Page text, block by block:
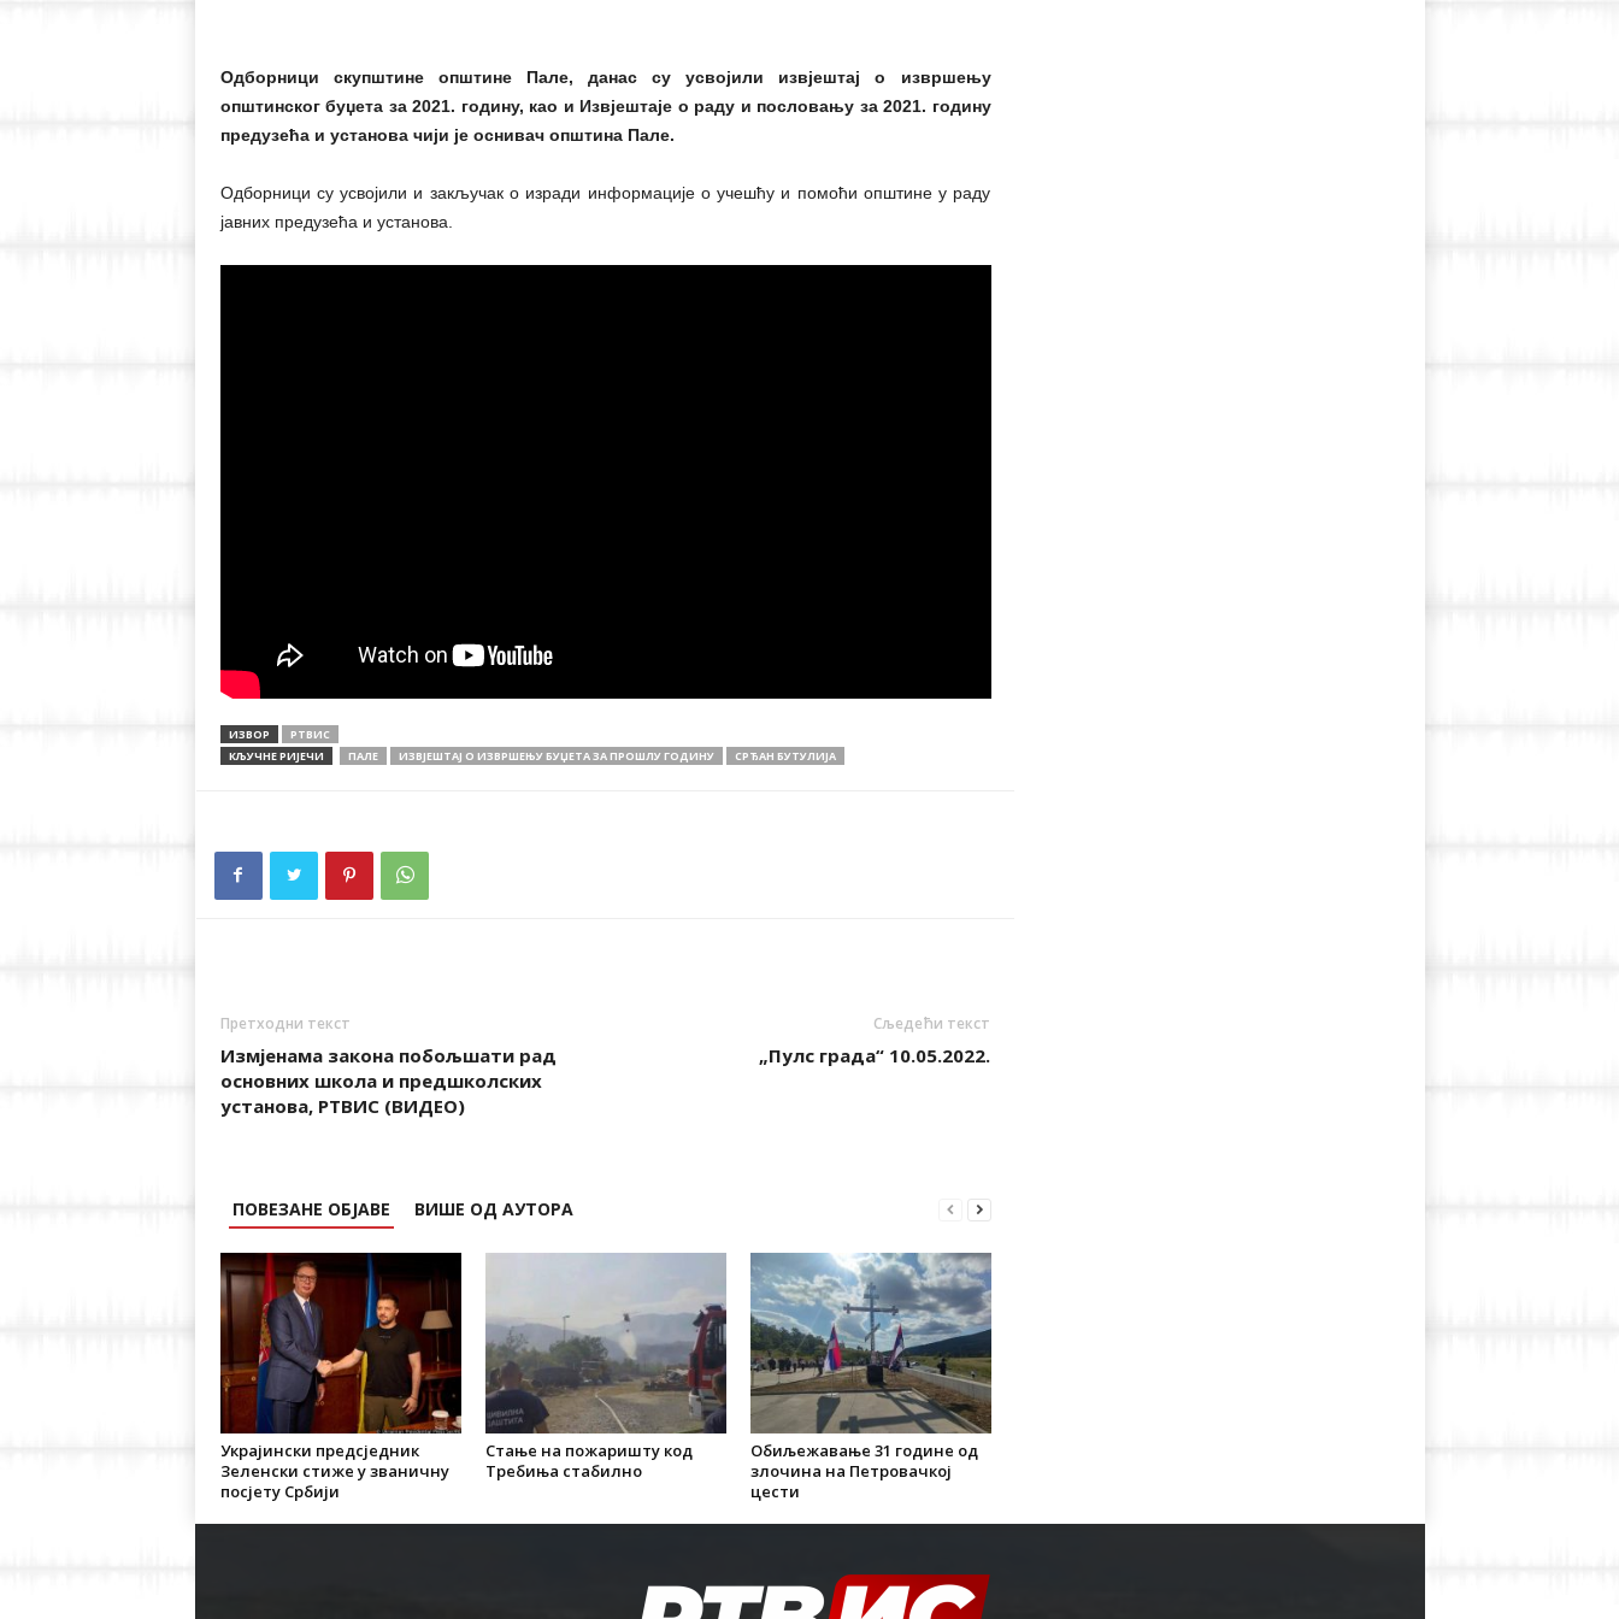
Одборници скупштине општине Пале, данас су усвојили извјештај о извршењу
општинског буџета за 2021. годину, као и Извјештаје о раду и пословању за 2021. годину
предузећа и установа чији је оснивач општина Пале.
Одборници су усвојили и закључак о изради информације о учешћу и помоћи општине у раду
јавних предузећа и установа.
ИЗВОР
РТВИС
КЉУЧНЕ РИЈЕЧИ
ПАЛЕ ИЗВЈЕШТАЈ О ИЗВРШЕЊУ БУЏЕТА ЗА ПРОШЛУ ГОДИНУ СРЂАН БУТУЛИЈА
Претходни текст
Измјенама закона побољшати рад
основних школа и предшколских
установа, РТВИС (ВИДЕО)
Сљедећи текст
„Пулс града“ 10.05.2022.
ПОВЕЗАНЕ ОБЈАВЕ ВИШЕ ОД АУТОРА
Украјински предсједник
Зеленски стиже у званичну
посјету Србији
Стање на пожаришту код
Требиња стабилно
Обиљежавање 31 године од
злочина на Петровачкој
цести